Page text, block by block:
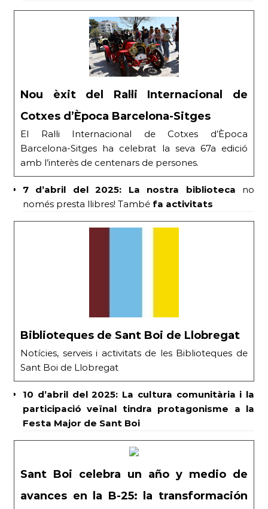
Nou èxit del Ral·li Internacional de
Cotxes d’Època Barcelona-Sitges
El Ral·li Internacional de Cotxes d’Època
Barcelona-Sitges ha celebrat la seva 67a edició
amb l’interès de centenars de persones.
7 d’abril del 2025: La nostra biblioteca no
només presta llibres! També fa activitats
Biblioteques de Sant Boi de Llobregat
Notícies, serveis i activitats de les Biblioteques de
Sant Boi de Llobregat
10 d’abril del 2025: La cultura comunitària i la
participació veïnal tindra protagonisme a la
Festa Major de Sant Boi
Sant Boi celebra un año y medio de
avances en la B-25: la transformación